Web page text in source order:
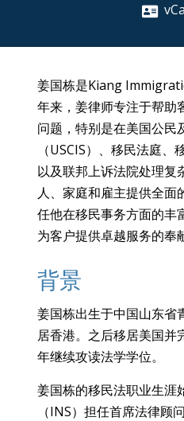
姜国栋是Kiang
年来，姜律师专注于帮助
问题，特别是在美国公民
（USCIS）、移民法庭、
以及联邦上诉法院处理复
人、家庭和雇主提供全面
任他在移民事务方面的丰
为客户提供卓越服务的奉
背景
姜国栋出生于中国山东省
居香港。之后移居美国并
年继续攻读法学学位。
姜国栋的移民法职业生涯
（INS）担任首席法律顾